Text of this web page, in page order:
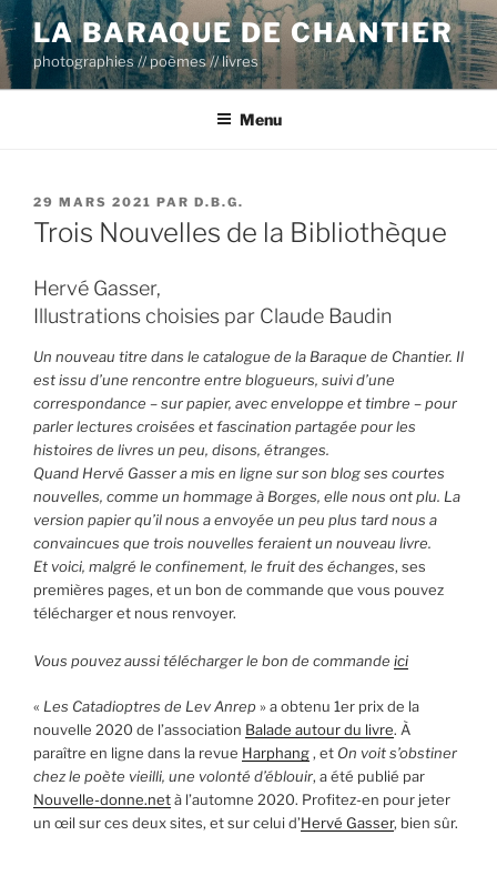
Aller
au
contenu
principal
LA BARAQUE DE CHANTIER
photographies // poèmes // livres
Menu
PUBLIÉ
LE
29 MARS 2021 PAR D.B.G.
Trois Nouvelles de la Bibliothèque
Hervé Gasser,
Illustrations choisies par Claude Baudin
Un nouveau titre dans le catalogue de la Baraque de Chantier. Il
est issu d’une rencontre entre blogueurs, suivi d’une
correspondance – sur papier, avec enveloppe et timbre – pour
parler lectures croisées et fascination partagée pour les
histoires de livres un peu, disons, étranges.
Quand Hervé Gasser a mis en ligne sur son blog ses courtes
nouvelles, comme un hommage à Borges, elle nous ont plu. La
version papier qu’il nous a envoyée un peu plus tard nous a
convaincues que trois nouvelles feraient un nouveau livre.
Et voici, malgré le confinement, le fruit des échanges, ses
premières pages, et un bon de commande que vous pouvez
télécharger et nous renvoyer.
Vous pouvez aussi télécharger le bon de commande ici
« Les Catadioptres de Lev Anrep» a obtenu 1er prix de la
nouvelle 2020 de l’association Balade autour du livre. À
paraître en ligne dans la revue Harphang , et On voit s’obstiner
chez le poète vieilli, une volonté d’éblouir, a été publié par
Nouvelle-donne.netà l’automne 2020. Profitez-en pour jeter
un œil sur ces deux sites, et sur celui d’Hervé Gasser, bien sûr.